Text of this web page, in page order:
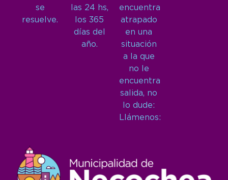
se
resuelve.
las 24 hs,
los 365
días del
año.
encuentra
atrapado
en una
situación
a la que
no le
encuentra
salida, no
lo dude:
Llámenos: